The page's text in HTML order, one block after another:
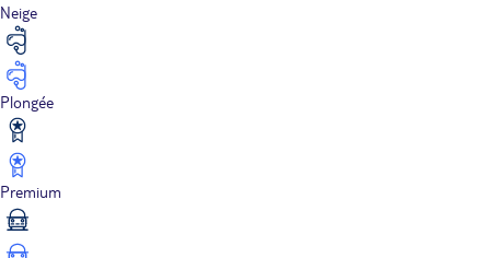
Neige
Plongée
Premium